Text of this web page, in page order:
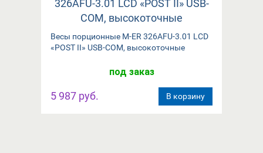
Весы порционные M-ER 326AFU-3.01 LCD
«POST II» USB-COM, высокоточные
под заказ
5 987 руб. В корзину